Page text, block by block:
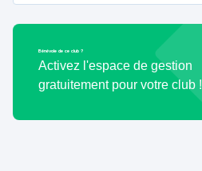
Bénévole de ce club ?
Activez l'espace de gestion
gratuitement pour votre club !